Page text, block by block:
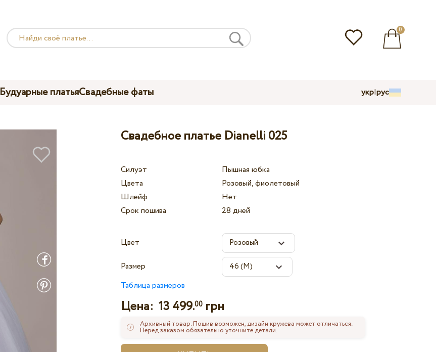
0
Будуарные платьяСвадебные фаты укр|рус
Свадебное платье Dianelli 025
Силуэт
Пышная юбка
Цвета
Розовый, фиолетовый
Шлейф
Нет
Срок пошива
28 дней
Цвет
Размер
Таблица размеров
Цена:13 499.00 грн
Архивный товар. Пошив возможен, дизайн кружева может отличаться.
Перед заказом обязательно уточните детали.